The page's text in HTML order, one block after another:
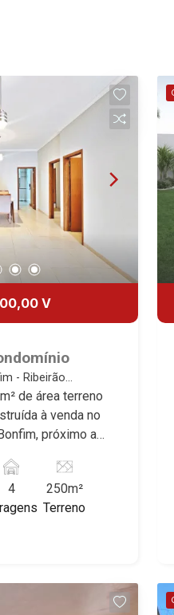
V
- Ribeirão
de área terreno
à venda no
próximo ao
Conheça
imóvel que a
para
- Sala 2
Lavabo -
4
250m²
Terreno